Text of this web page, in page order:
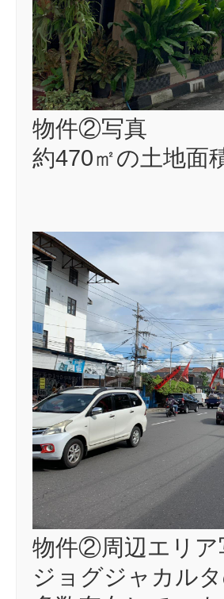
物件②写真
約470㎡の土地面
物件②周辺エリア
ジョグジャカル